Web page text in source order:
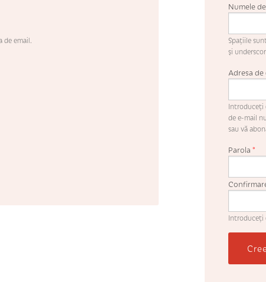
de email.
Numele
Spaţiile
şi
Adresa
Introduceţi
de e-mail
sau vă
Parola*
Introduceţi